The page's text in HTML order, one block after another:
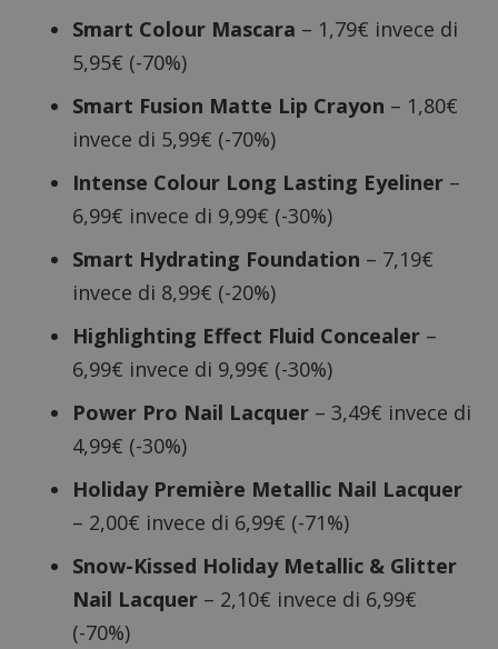
Smart Colour Mascara – 1,79€ invece di
5,95€ (-70%)
Smart Fusion Matte Lip Crayon – 1,80€
invece di 5,99€ (-70%)
Intense Colour Long Lasting Eyeliner –
6,99€ invece di 9,99€ (-30%)
Smart Hydrating Foundation – 7,19€
invece di 8,99€ (-20%)
Highlighting Effect Fluid Concealer –
6,99€ invece di 9,99€ (-30%)
Power Pro Nail Lacquer – 3,49€ invece di
4,99€ (-30%)
Holiday Première Metallic Nail Lacquer
– 2,00€ invece di 6,99€ (-71%)
Snow-Kissed Holiday Metallic & Glitter
Nail Lacquer – 2,10€ invece di 6,99€
(-70%)